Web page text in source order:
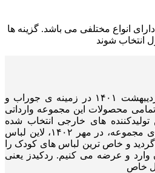
انواع مختلفی می باشد. گزینه ها
شوند
ردکیدز فعالیت خود را در اردیبهشت ۱۴۰۱ در زمینه ی جوراب و
محصولات این مجموعه وارداتی
های خارجی انتخاب شده
است. در راستای اهداف والای مجموعه، در مهر ۱۴۰۲، لاین لباس
و خاص ترین لباس های کودک را
و عرضه می کنیم. ردکیدز یعنی
خاص